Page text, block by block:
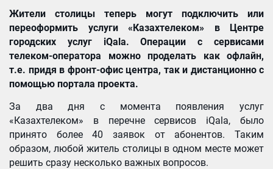
Жители столицы теперь могут подключить или
переоформить услуги «Казахтелеком» в Центре
городских услуг iQala. Операции с сервисами
телеком-оператора можно проделать как офлайн,
т.е. придя в фронт-офис центра, так и дистанционно с
помощью портала проекта.
За два дня с момента появления услуг
«Казахтелеком» в перечне сервисов iQala, было
принято более 40 заявок от абонентов. Таким
образом, любой житель столицы в одном месте может
решить сразу несколько важных вопросов.